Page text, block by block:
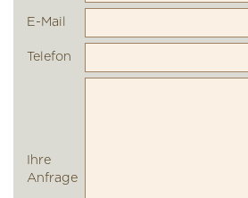
E-Mail
Telefon
Ihre
Anfrage